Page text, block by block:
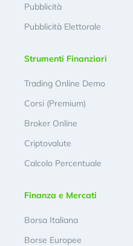
Pubblicità
Pubblicità Elettorale
Strumenti Finanziari
Trading Online Demo
Corsi (Premium)
Broker Online
Criptovalute
Calcolo Percentuale
Finanza e Mercati
Borsa Italiana
Borse Europee